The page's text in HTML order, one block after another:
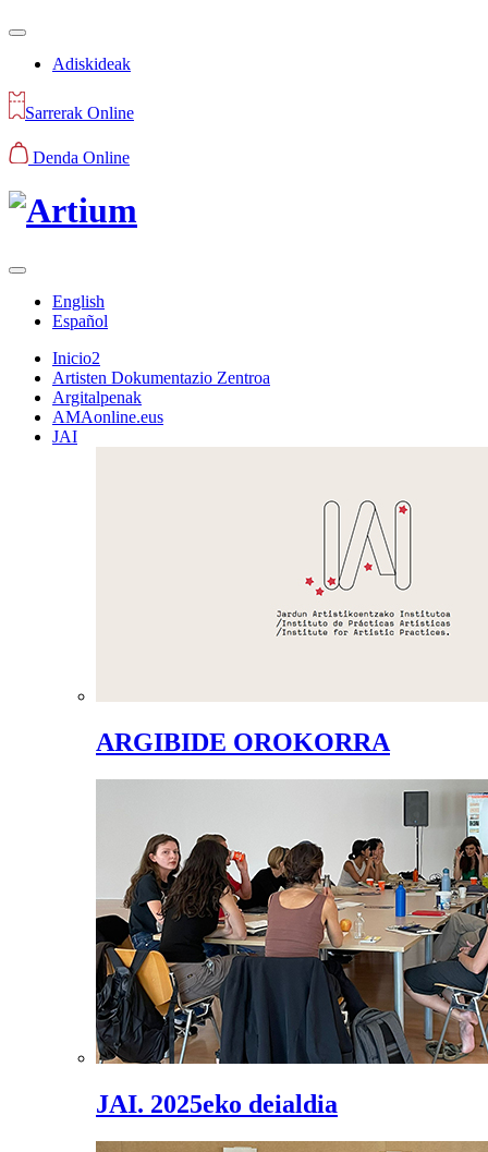
Adiskideak
Sarrerak Online
Denda Online
English
Español
Inicio2
Artisten Dokumentazio Zentroa
Argitalpenak
AMAonline.eus
JAI
ARGIBIDE OROKORRA
JAI. 2025eko deialdia